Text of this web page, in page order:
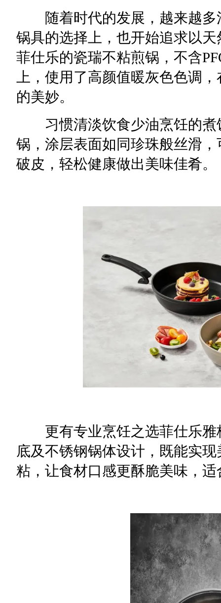
随着时代的发展，越来越多
锅具的选择上，也开始追求以
菲仕乐的瓷瑞不粘煎锅，不含
上，使用了高颜值暖灰色色调
的美妙。
习惯清淡饮食少油烹饪的煮
锅，涂层表面如同珍珠般丝滑
破皮，轻松健康做出美味佳肴。
更有专业烹饪之选菲仕乐雅
底及不锈钢锅体设计，既能实
粘，让食材口感更酥脆美味，